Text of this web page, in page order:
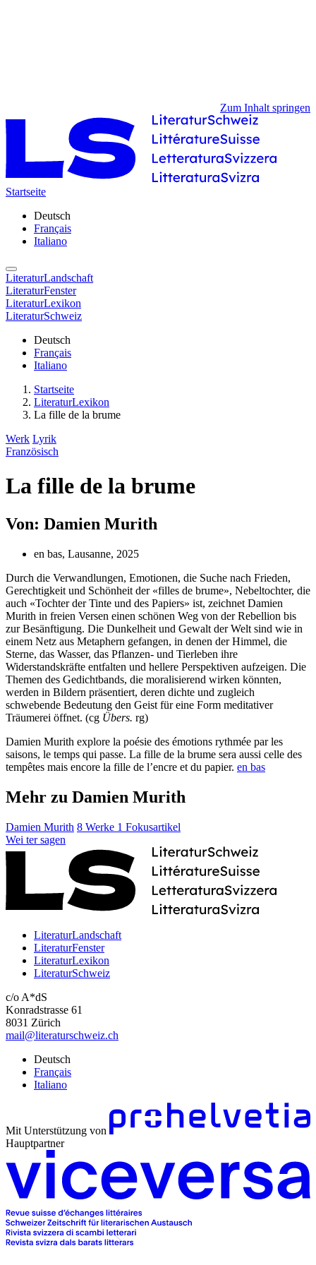
Zum Inhalt springen
Startseite
Deutsch
Français
Italiano
LiteraturLandschaft
LiteraturFenster
LiteraturLexikon
LiteraturSchweiz
Deutsch
Français
Italiano
Startseite
LiteraturLexikon
La fille de la brume
Werk Lyrik
Französisch
La fille de la brume
Von: Damien Murith
en bas, Lausanne, 2025
Durch die Verwandlungen, Emotionen, die Suche nach Frieden,
Gerechtigkeit und Schönheit der «filles de brume», Nebeltochter, die
auch «Tochter der Tinte und des Papiers» ist, zeichnet Damien
Murith in freien Versen einen schönen Weg von der Rebellion bis
zur Besänftigung. Die Dunkelheit und Gewalt der Welt sind wie in
einem Netz aus Metaphern gefangen, in denen der Himmel, die
Sterne, das Wasser, das Pflanzen- und Tierleben ihre
Widerstandskräfte entfalten und hellere Perspektiven aufzeigen. Die
Themen des Gedichtbands, die moralisierend wirken könnten,
werden in Bildern präsentiert, deren dichte und zugleich
schwebende Bedeutung den Geist für eine Form meditativer
Träumerei öffnet. (cg Übers. rg)
Damien Murith explore la poésie des émotions rythmée par les
saisons, le temps qui passe. La fille de la brume sera aussi celle des
tempêtes mais encore la fille de l’encre et du papier. en bas
Mehr zu Damien Murith
Damien Murith 8 Werke 1 Fokusartikel
Wei ter sagen
LiteraturLandschaft
LiteraturFenster
LiteraturLexikon
LiteraturSchweiz
c/o A*dS
Konradstrasse 61
8031 Zürich
mail@literaturschweiz.ch
Deutsch
Français
Italiano
Mit Unterstützung von
Hauptpartner